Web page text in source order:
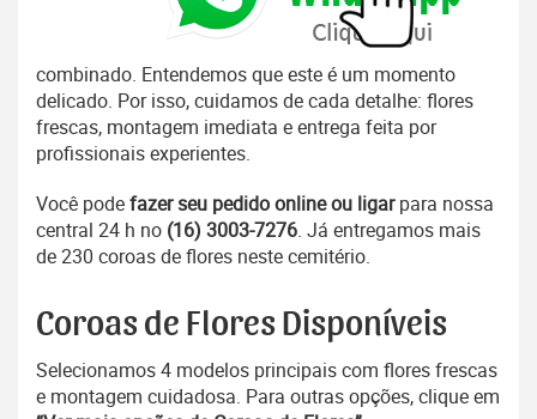
combinado. Entendemos que este é um momento
delicado. Por isso, cuidamos de cada detalhe: flores
frescas, montagem imediata e entrega feita por
profissionais experientes.
Você podefazer seu pedido online ou ligarpara nossa
central 24 h no (16) 3003-7276. Já entregamos mais
de 230 coroas de flores neste cemitério.
Coroas de Flores Disponíveis
Selecionamos 4 modelos principais com flores frescas
e montagem cuidadosa. Para outras opções, clique em